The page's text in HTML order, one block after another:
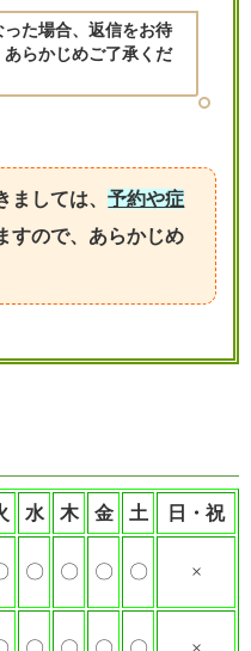
た場合、返信をお待
らかじめご了承くだ
ましては、予約や症
すので、あらかじめ
水 木 金 土 日・祝
〇 〇 〇 〇 ×